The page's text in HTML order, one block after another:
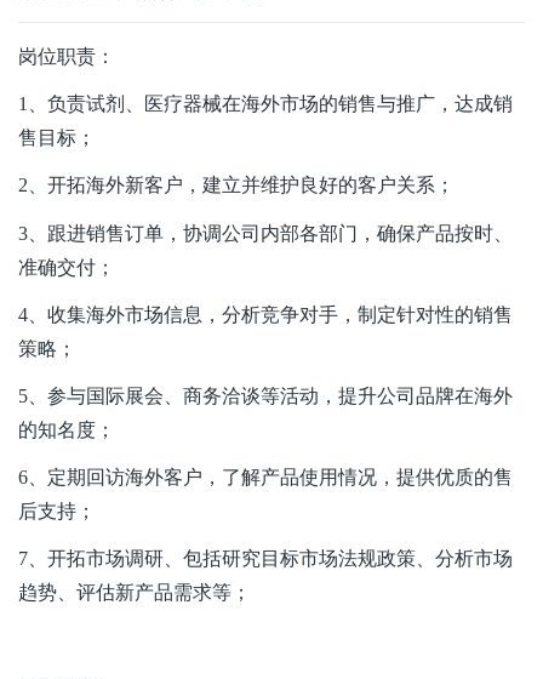
岗位职责：
1
、负责试剂、医疗器械在海外市场的销售与推广，达成销
售目标；
2 、开拓海外新客户，建立并维护良好的客户关系；
3 、跟进销售订单，协调公司内部各部门，确保产品按时、
准确交付；
4 、收集海外市场信息，分析竞争对手，制定针对性的销售
策略；
5 、参与国际展会、商务洽谈等活动，提升公司品牌在海外
的知名度；
6 、定期回访海外客户，了解产品使用情况，提供优质的售
后支持；
7 、开拓市场调研、包括研究目标市场法规政策、分析市场
趋势、评估新产品需求等；